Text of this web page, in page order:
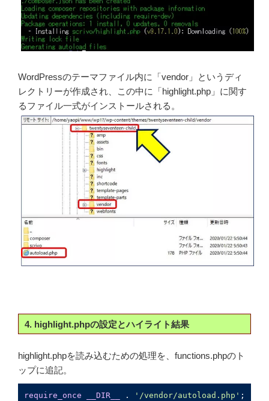
WordPressのテーマファイル内に「vendor」というディ
レクトリーが作成され、この中に「highlight.php」に関す
るファイル一式がインストールされる。
4. highlight.phpの設定とハイライト結果
highlight.phpを読み込むための処理を、functions.phpのト
ップに追記。
require_once __DIR__ . '/vendor/autoload.php'